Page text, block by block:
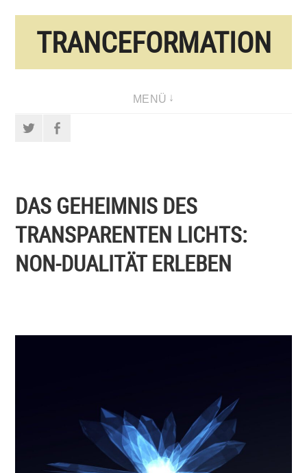
TRANCEFORMATION
MENÜ
Twitter
DAS GEHEIMNIS DES
TRANSPARENTEN LICHTS:
NON-DUALITÄT ERLEBEN